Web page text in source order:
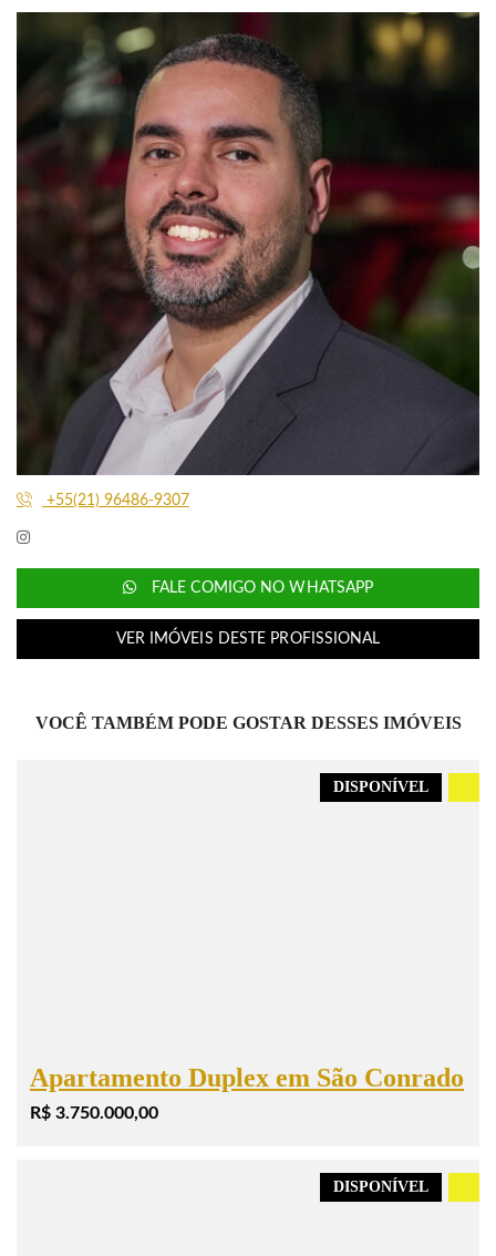
+55(21) 96486-9307
FALE COMIGO NO WHATSAPP
VER IMÓVEIS DESTE PROFISSIONAL
VOCÊ TAMBÉM PODE GOSTAR DESSES IMÓVEIS
DISPONÍVEL
Apartamento Duplex em São Conrado
R$ 3.750.000,00
DISPONÍVEL